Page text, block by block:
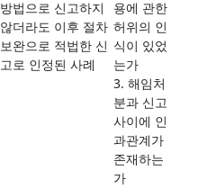
방법으로 신고하지
않더라도 이후 절차
보완으로 적법한 신
고로 인정된 사례
용에 관한
허위의 인
식이 있었
는가
3. 해임처
분과 신고
사이에 인
과관계가
존재하는
가